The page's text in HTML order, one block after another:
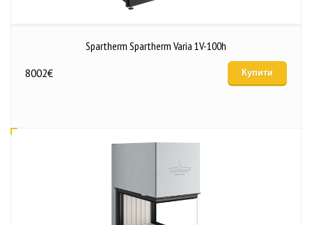
Spartherm Spartherm Varia 1V-100h
8002€ Купити